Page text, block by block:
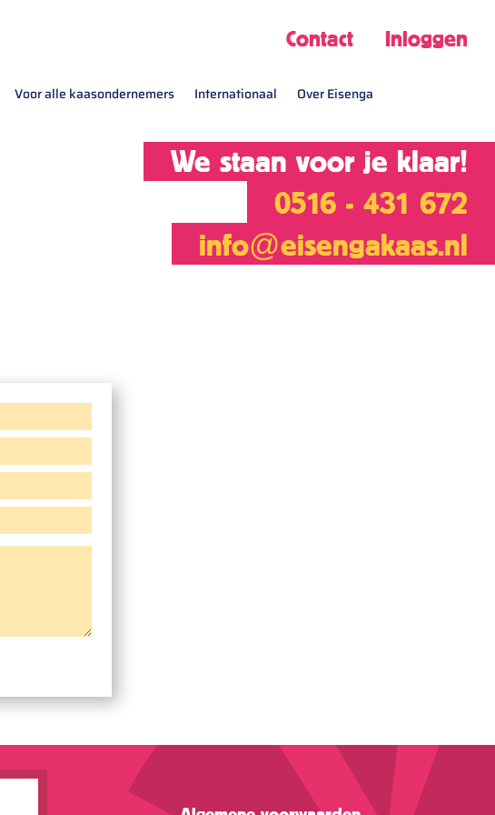
Contact Inloggen
Voor alle kaasondernemers Internationaal Over Eisenga
We staan voor je klaar!
0516 - 431 672
info@eisengakaas.nl